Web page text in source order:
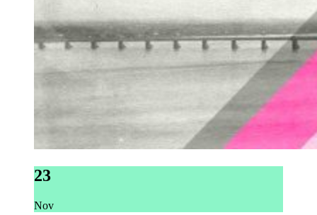
23
Nov